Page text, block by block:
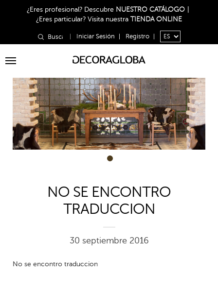
¿Eres profesional? Descubre NUESTRO CATÁLOGO
¿Eres particular? Visita nuestra TIENDA ONLINE
Iniciar Sesión Registro
Toggle
1
NO SE ENCONTRO
TRADUCCION
30 septiembre 2016
No se encontro traduccion